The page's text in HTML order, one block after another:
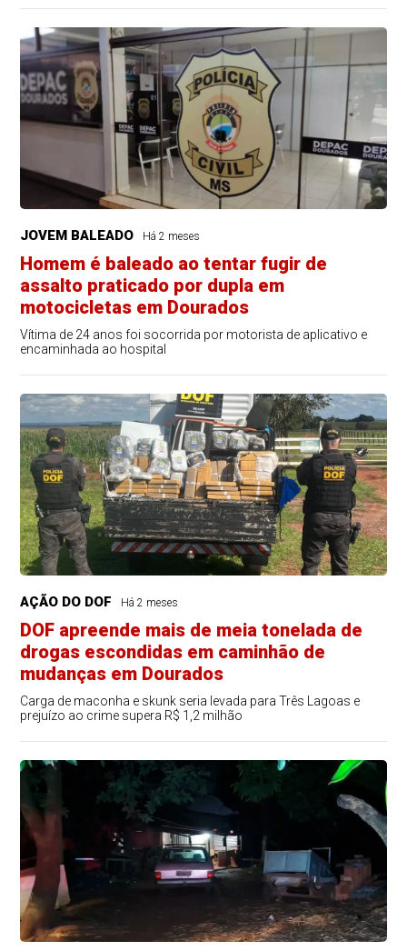
JOVEM BALEADO Há 2 meses
Homem é baleado ao tentar fugir de
assalto praticado por dupla em
motocicletas em Dourados
Vítima de 24 anos foi socorrida por motorista de aplicativo e
encaminhada ao hospital
AÇÃO DO DOF Há 2 meses
DOF apreende mais de meia tonelada de
drogas escondidas em caminhão de
mudanças em Dourados
Carga de maconha e skunk seria levada para Três Lagoas e
prejuízo ao crime supera R$ 1,2 milhão